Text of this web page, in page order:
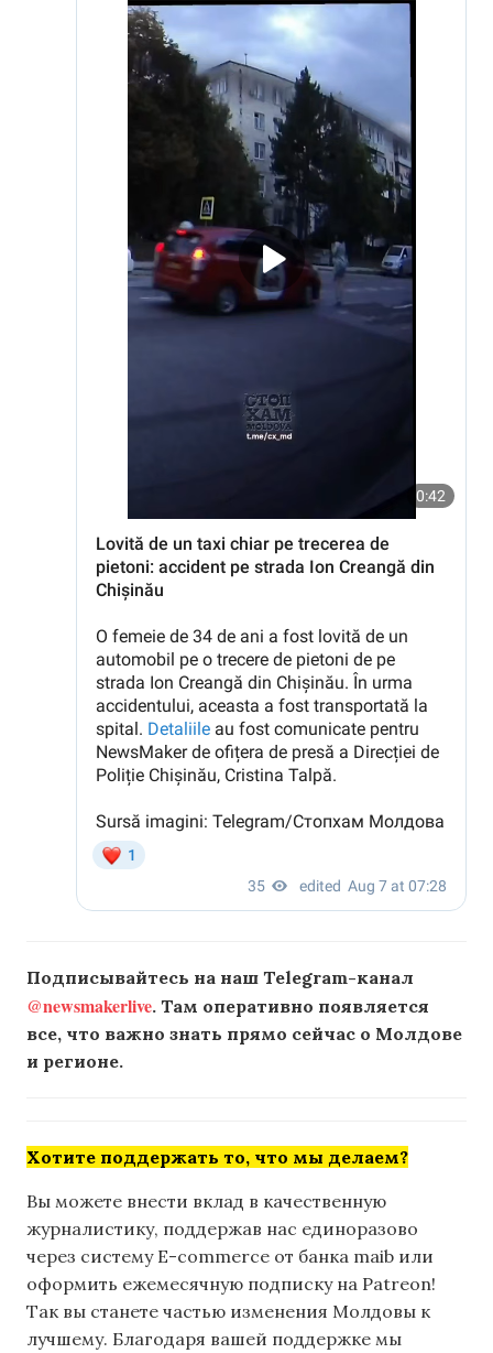
Подписывайтесь на наш Telegram-канал
@newsmakerlive. Там оперативно появляется
все, что важно знать прямо сейчас о Молдове
и регионе.
Хотите поддержать то, что мы делаем?
Вы можете внести вклад в качественную
журналистику, поддержав нас единоразово
через систему E-commerce от банка maib или
оформить ежемесячную подписку на Patreon!
Так вы станете частью изменения Молдовы к
лучшему. Благодаря вашей поддержке мы